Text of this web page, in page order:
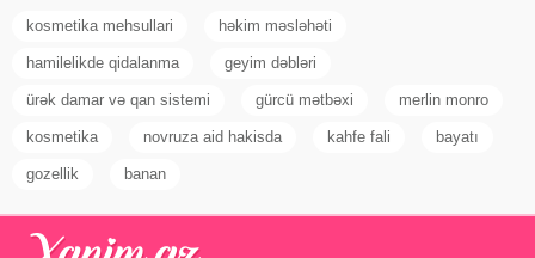
kosmetika mehsullari həkim məsləhəti
hamilelikde qidalanma geyim dəbləri
ürək damar və qan sistemi gürcü mətbəxi merlin monro
kosmetika novruza aid hakisda kahfe fali bayatı
gozellik banan